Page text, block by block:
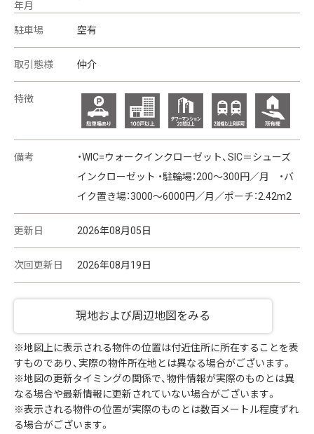
年月
駐車場 空有
取引態様 仲介
特徴
備考
・WIC=ウォークインクローゼット、SIC＝シューズ
インクローゼット ・駐輪場：200～300円／月 ・バ
イク置き場：3000～6000円／月／ポーチ：2.42m2
更新日 2026年08月05日
次回更新日 2026年08月19日
現地および周辺地図をみる
※地図上に表示される物件の位置は付近住所に所在することを表
すものであり、実際の物件所在地とは異なる場合がございます。
※地図の更新タイミングの関係で、物件情報が実際のものとは異
なる場合や最新情報に更新されていない場合がございます。
※表示される物件の位置が実際のものとは数百メートル程度ずれ
る場合がございます。